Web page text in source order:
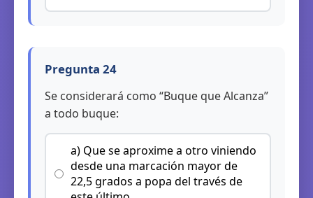
Pregunta 24
Se considerará como “Buque que Alcanza”
a todo buque:
a) Que se aproxime a otro viniendo
desde una marcación mayor de
22,5 grados a popa del través de